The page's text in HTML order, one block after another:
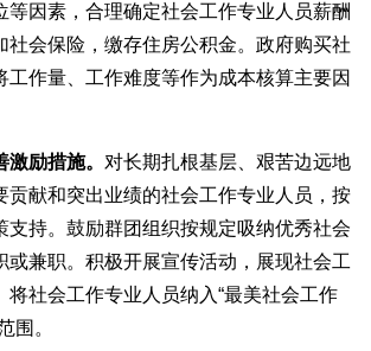
等因素，合理确定社会工作专业人员薪酬
社会保险，缴存住房公积金。政府购买社
工作量、工作难度等作为成本核算主要因
激励措施。 对长期扎根基层、艰苦边远地
贡献和突出业绩的社会工作专业人员，按
支持。鼓励群团组织按规定吸纳优秀社会
或兼职。积极开展宣传活动，展现社会工
将社会工作专业人员纳入“最美社会工作
围。